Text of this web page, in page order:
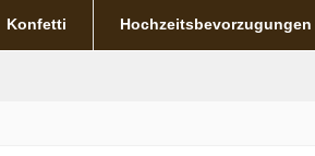
Konfetti Hochzeitsbevorzugungen